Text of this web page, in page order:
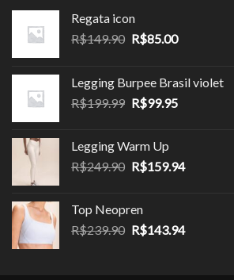
Regata icon
R$149.90 O
era:
R$149.90.
R$85.00O
é:
R$85.00.
Legging Burpee Brasil violet
R$199.99 O
era:
R$199.99.
R$99.95O
R$99.95.
Legging Warm Up
R$249.90 O
era:
R$249.90.
R$159.94O
R$159.94.
Top Neopren
R$239.90 O
R$143.94O